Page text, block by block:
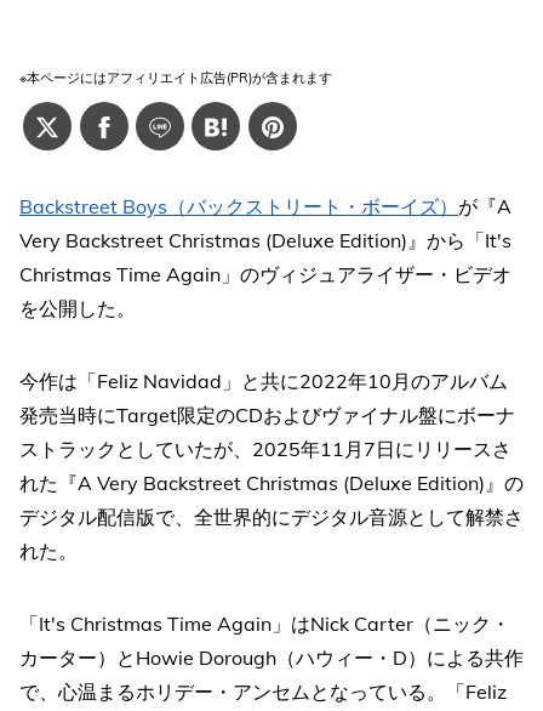
※本ページにはアフィリエイト広告(PR)が含まれます
Backstreet Boys（バックストリート・ボーイズ） が『A
Very Backstreet Christmas (Deluxe Edition)』から「It's
Christmas Time Again」のヴィジュアライザー・ビデオ
を公開した。
今作は「Feliz Navidad」と共に2022年10月のアルバム
発売当時にTarget限定のCDおよびヴァイナル盤にボーナ
ストラックとしていたが、2025年11月7日にリリースさ
れた『A Very Backstreet Christmas (Deluxe Edition)』の
デジタル配信版で、全世界的にデジタル音源として解禁さ
れた。
「It's Christmas Time Again」はNick Carter（ニック・
カーター）とHowie Dorough（ハウィー・D）による共作
で、心温まるホリデー・アンセムとなっている。「Feliz